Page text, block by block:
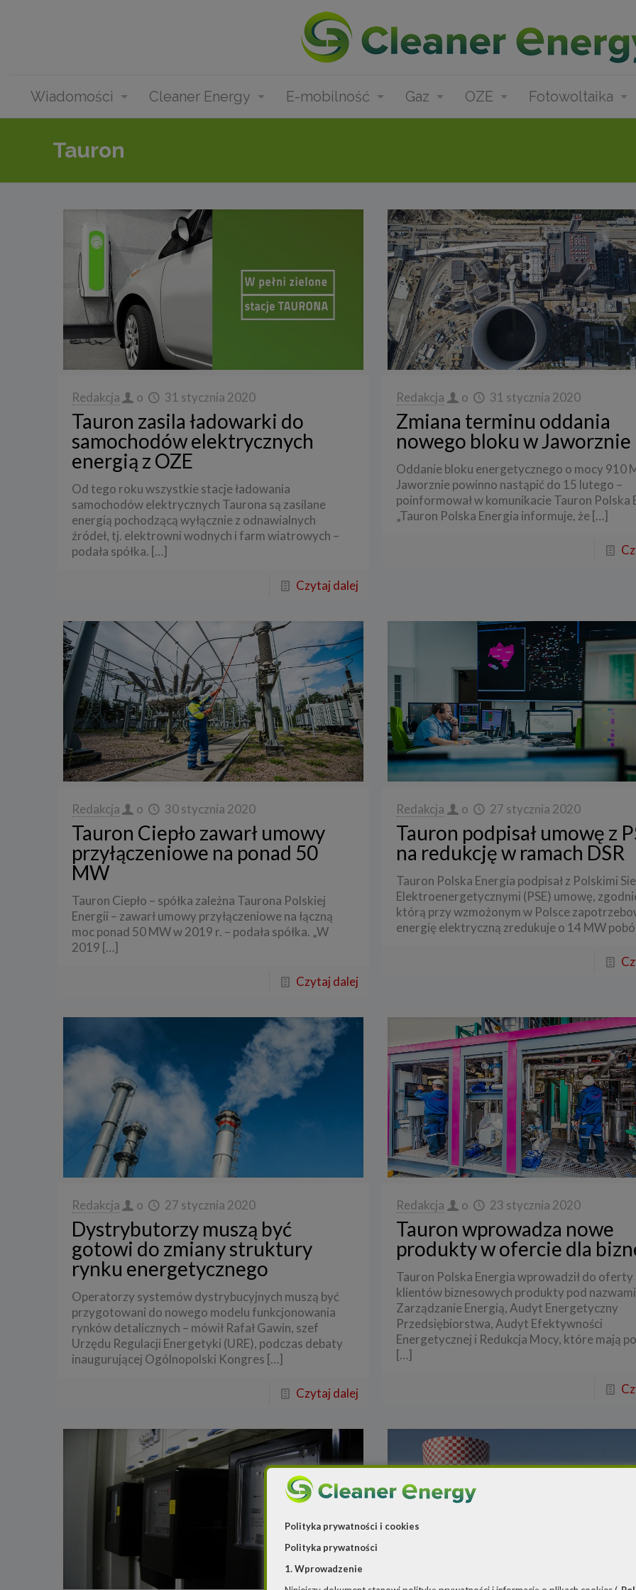
Wiadomości Cleaner Energy E-mobilność Gaz OZE Fotowoltaika
Tauron
Redakcja o 31 stycznia 2020
Tauron zasila ładowarki do
samochodów elektrycznych
energią z OZE
Od tego roku wszystkie stacje ładowania
samochodów elektrycznych Taurona są zasilane
energią pochodzącą wyłącznie z odnawialnych
źródeł, tj. elektrowni wodnych i farm wiatrowych –
podała spółka. […]
Czytaj dalej
Redakcja o 31 stycznia 2020
Zmiana terminu oddania
nowego bloku w Jaworznie
Oddanie bloku energetycznego o mocy 910
Jaworznie powinno nastąpić do 15 lutego –
poinformował w komunikacie Tauron Polska
„Tauron Polska Energia informuje, że […]
Redakcja o 30 stycznia 2020
Tauron Ciepło zawarł umowy
przyłączeniowe na ponad 50
MW
Tauron Ciepło – spółka zależna Taurona Polskiej
Energii – zawarł umowy przyłączeniowe na łączną
moc ponad 50 MW w 2019 r. – podała spółka. „W
2019 […]
Czytaj dalej
Redakcja o 27 stycznia 2020
Tauron podpisał umowę z
na redukcję w ramach DSR
Tauron Polska Energia podpisał z Polskimi
Elektroenergetycznymi (PSE) umowę,
którą przy wzmożonym w Polsce
energię elektryczną zredukuje o 14 MW
Redakcja o 27 stycznia 2020
Dystrybutorzy muszą być
gotowi do zmiany struktury
rynku energetycznego
Operatorzy systemów dystrybucyjnych muszą być
przygotowani do nowego modelu funkcjonowania
rynków detalicznych – mówił Rafał Gawin, szef
Urzędu Regulacji Energetyki (URE), podczas debaty
inaugurującej Ogólnopolski Kongres […]
Czytaj dalej
Redakcja o 23 stycznia 2020
Tauron wprowadza nowe
produkty w ofercie dla
Tauron Polska Energia wprowadził do oferty
klientów biznesowych produkty pod nazwami
Zarządzanie Energią, Audyt Energetyczny
Przedsiębiorstwa, Audyt Efektywności
Energetycznej i Redukcja Mocy, które mają
[…]
Polityka prywatności i cookies
Polityka prywatności
1. Wprowadzenie